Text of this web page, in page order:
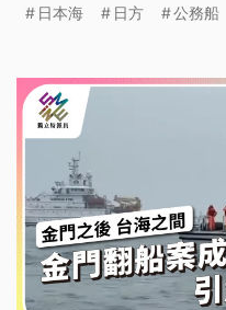
咧接接，目前8个人攏
日本海 日方 公務船